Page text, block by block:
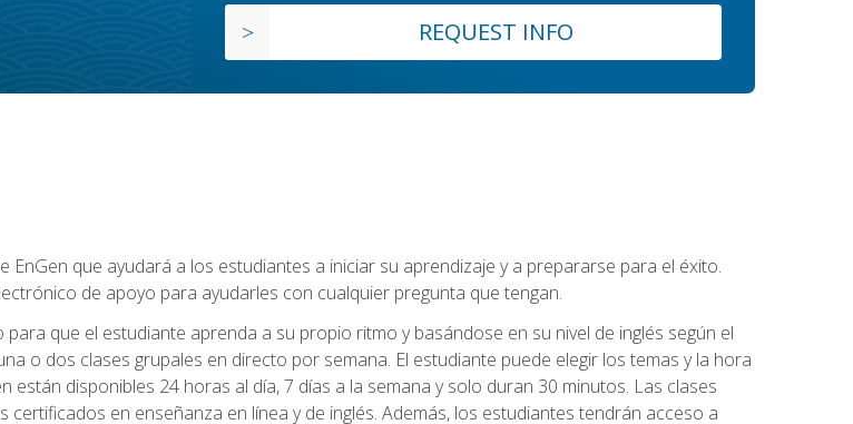
REQUEST INFO
que ayudará a los estudiantes a iniciar su aprendizaje y a prepararse para el éxito.
de apoyo para ayudarles con cualquier pregunta que tengan.
que el estudiante aprenda a su propio ritmo y basándose en su nivel de inglés según el
o dos clases grupales en directo por semana. El estudiante puede elegir los temas y la hora
están disponibles 24 horas al día, 7 días a la semana y solo duran 30 minutos. Las clases
en enseñanza en línea y de inglés. Además, los estudiantes tendrán acceso a